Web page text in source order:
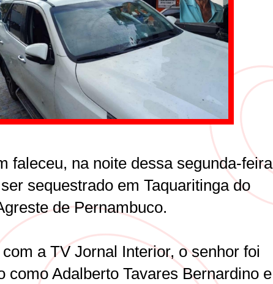
faleceu, na noite dessa segunda-feira
sequestrado em Taquaritinga do
de Pernambuco.
a TV Jornal Interior, o senhor foi
como Adalberto Tavares Bernardino e